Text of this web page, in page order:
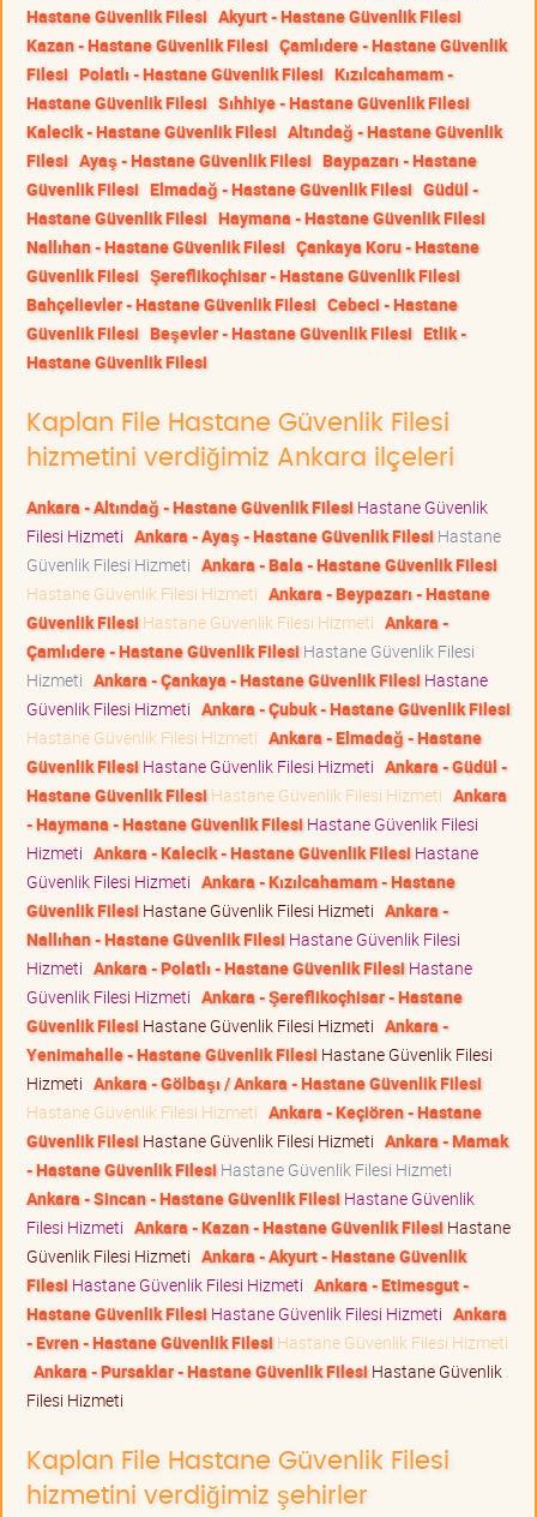
Hastane Güvenlik Filesi Akyurt - Hastane Güvenlik Filesi
Kazan - Hastane Güvenlik Filesi Çamlıdere - Hastane Güvenlik
Filesi Polatlı - Hastane Güvenlik Filesi Kızılcahamam -
Hastane Güvenlik Filesi Sıhhiye - Hastane Güvenlik Filesi
Kalecik - Hastane Güvenlik Filesi Altındağ - Hastane Güvenlik
Filesi Ayaş - Hastane Güvenlik Filesi Baypazarı - Hastane
Güvenlik Filesi Elmadağ - Hastane Güvenlik Filesi Güdül -
Hastane Güvenlik Filesi Haymana - Hastane Güvenlik Filesi
Nallıhan - Hastane Güvenlik Filesi Çankaya Koru - Hastane
Güvenlik Filesi Şereflikoçhisar - Hastane Güvenlik Filesi
Bahçelievler - Hastane Güvenlik Filesi Cebeci - Hastane
Güvenlik Filesi Beşevler - Hastane Güvenlik Filesi Etlik -
Hastane Güvenlik Filesi
Kaplan File Hastane Güvenlik Filesi
hizmetini verdiğimiz Ankara ilçeleri
Ankara - Altındağ - Hastane Güvenlik Filesi Hastane Güvenlik
Filesi Hizmeti Ankara - Ayaş - Hastane Güvenlik Filesi Hastane
Güvenlik Filesi Hizmeti Ankara - Bala - Hastane Güvenlik Filesi
Hastane Güvenlik Filesi Hizmeti Ankara - Beypazarı - Hastane
Güvenlik Filesi Hastane Güvenlik Filesi Hizmeti Ankara -
Çamlıdere - Hastane Güvenlik Filesi Hastane Güvenlik Filesi
Hizmeti Ankara - Çankaya - Hastane Güvenlik Filesi Hastane
Güvenlik Filesi Hizmeti Ankara - Çubuk - Hastane Güvenlik Filesi
Hastane Güvenlik Filesi Hizmeti Ankara - Elmadağ - Hastane
Güvenlik Filesi Hastane Güvenlik Filesi Hizmeti Ankara - Güdül -
Hastane Güvenlik Filesi Hastane Güvenlik Filesi Hizmeti Ankara
- Haymana - Hastane Güvenlik Filesi Hastane Güvenlik Filesi
Hizmeti Ankara - Kalecik - Hastane Güvenlik Filesi Hastane
Güvenlik Filesi Hizmeti Ankara - Kızılcahamam - Hastane
Güvenlik Filesi Hastane Güvenlik Filesi Hizmeti Ankara -
Nallıhan - Hastane Güvenlik Filesi Hastane Güvenlik Filesi
Hizmeti Ankara - Polatlı - Hastane Güvenlik Filesi Hastane
Güvenlik Filesi Hizmeti Ankara - Şereflikoçhisar - Hastane
Güvenlik Filesi Hastane Güvenlik Filesi Hizmeti Ankara -
Yenimahalle - Hastane Güvenlik Filesi Hastane Güvenlik Filesi
Hizmeti Ankara - Gölbaşı / Ankara - Hastane Güvenlik Filesi
Hastane Güvenlik Filesi Hizmeti Ankara - Keçiören - Hastane
Güvenlik Filesi Hastane Güvenlik Filesi Hizmeti Ankara - Mamak
- Hastane Güvenlik Filesi Hastane Güvenlik Filesi Hizmeti
Ankara - Sincan - Hastane Güvenlik Filesi Hastane Güvenlik
Filesi Hizmeti Ankara - Kazan - Hastane Güvenlik Filesi Hastane
Güvenlik Filesi Hizmeti Ankara - Akyurt - Hastane Güvenlik
Filesi Hastane Güvenlik Filesi Hizmeti Ankara - Etimesgut -
Hastane Güvenlik Filesi Hastane Güvenlik Filesi Hizmeti Ankara
- Evren - Hastane Güvenlik Filesi Hastane Güvenlik Filesi Hizmeti
Ankara - Pursaklar - Hastane Güvenlik Filesi Hastane Güvenlik
Filesi Hizmeti
Kaplan File Hastane Güvenlik Filesi
hizmetini verdiğimiz şehirler